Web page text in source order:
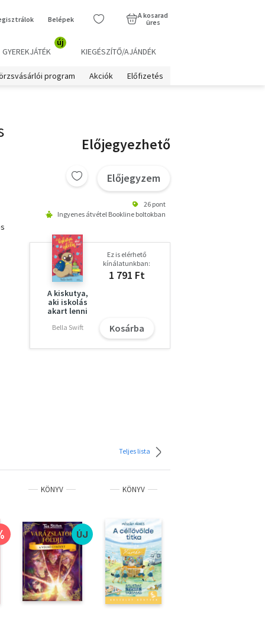
Belépek
A kosarad
üres
GYEREKJÁTÉK
új
KIEGÉSZÍTŐ/AJÁNDÉK
program Akciók Előfizetés
Előjegyezhető
Előjegyzem
26 pont
Ingyenes átvétel Bookline boltokban
A kiskutya,
aki iskolás
akart lenni
Bella Swift
Ez is elérhető
kínálatunkban:
1 791 Ft
Kosárba
Teljes lista
KÖNYV
ÚJ
KÖNYV